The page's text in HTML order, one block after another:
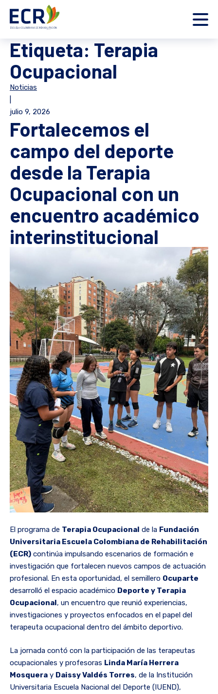
Etiqueta: Terapia
Ocupacional
Noticias
julio 9, 2026
Fortalecemos el
campo del deporte
desde la Terapia
Ocupacional con un
encuentro académico
interinstitucional
El programa de Terapia Ocupacional de la Fundación
Universitaria Escuela Colombiana de Rehabilitación
(ECR) continúa impulsando escenarios de formación e
investigación que fortalecen nuevos campos de actuación
profesional. En esta oportunidad, el semillero Ocuparte
desarrolló el espacio académico Deporte y Terapia
Ocupacional, un encuentro que reunió experiencias,
investigaciones y proyectos enfocados en el papel del
terapeuta ocupacional dentro del ámbito deportivo.
La jornada contó con la participación de las terapeutas
ocupacionales y profesoras Linda María Herrera
Mosquera y Daissy Valdés Torres, de la Institución
Universitaria Escuela Nacional del Deporte (IUEND),